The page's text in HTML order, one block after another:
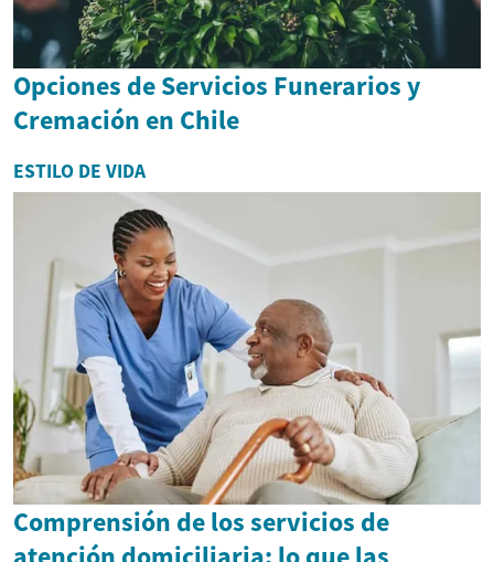
Opciones de Servicios Funerarios y
Cremación en Chile
ESTILO DE VIDA
Comprensión de los servicios de